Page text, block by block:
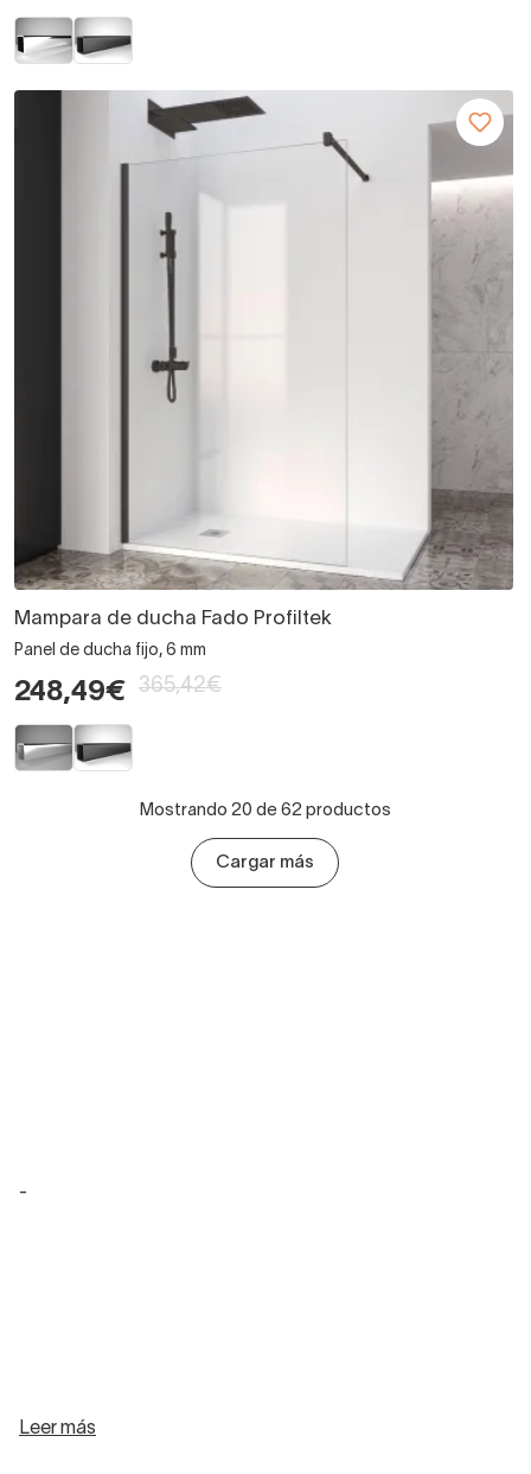
Mampara de ducha Fado Profiltek
Panel de ducha fijo, 6 mm
248,49€ 365,42€
Mostrando 20 de 62 productos
Cargar más
-
Leer más